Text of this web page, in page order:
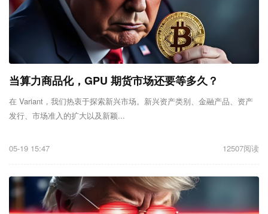
当算力商品化，GPU 期货市场还要等多久？
在 Variant，我们热衷于探索新兴市场。新兴资产类别、金融产品、资产
发行、市场准入的扩大以及新颖...
05-19 15:47 12507阅读